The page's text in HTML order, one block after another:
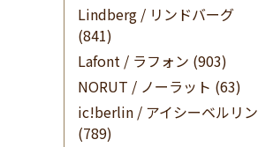
Lindberg / リンドバーグ
(841)
Lafont / ラフォン (903)
NORUT / ノーラット (63)
ic!berlin / アイシーベルリン
(789)